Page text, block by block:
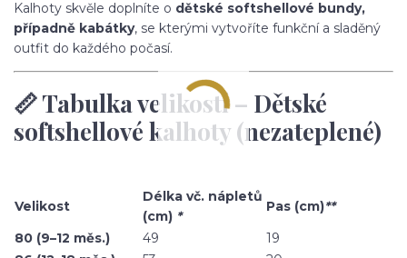
Kalhoty skvěle doplníte o dětské softshellové bundy,
případně kabátky, se kterými vytvoříte funkční a sladěný
outfit do každého počasí.
📏 Tabulka velikostí – Dětské
softshellové kalhoty (nezateplené)
Velikost
Délka vč. nápletů
(cm) *
Pas (cm)**
80 (9–12 měs.)
49
19